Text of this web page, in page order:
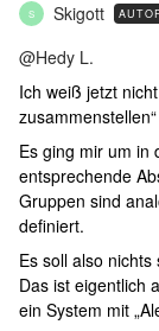
S Skigott
@Hedy L.
Ich weiß jetzt
Es ging mir um in
entsprechende
Gruppen sind
definiert.
Es soll also
Das ist eigentlich
ein System mit